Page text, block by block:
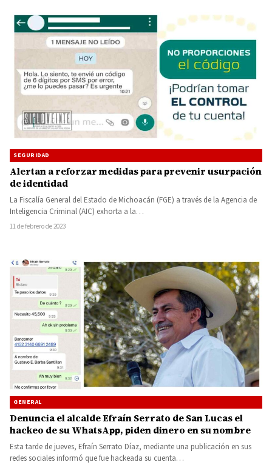
SEGURIDAD
Alertan a reforzar medidas para prevenir usurpación
de identidad
La Fiscalía General del Estado de Michoacán (FGE) a través de la Agencia de
Inteligencia Criminal (AIC) exhorta a la…
11 de febrero de 2023
GENERAL
Denuncia el alcalde Efraín Serrato de San Lucas el
hackeo de su WhatsApp, piden dinero en su nombre
Esta tarde de jueves, Efraín Serrato Díaz, mediante una publicación en sus
redes sociales informó que fue hackeada su cuenta…